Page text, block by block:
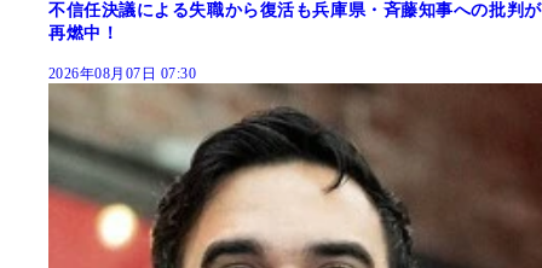
不信任決議による失職から復活も兵庫県・斉藤知事への批判が
再燃中！
2026年08月07日 07:30